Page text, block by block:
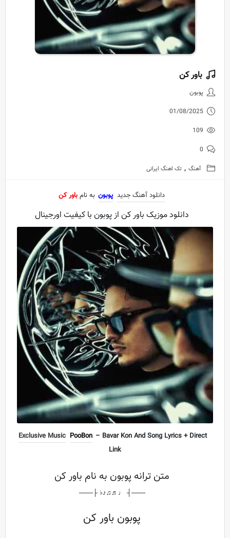
دانلود آهنگ جدید پوبون به نام
باور کن
پوبون
01/08/2025
109
0
آهنگ , تک اهنگ ایرانی
دانلود آهنگ جدید پوبون به نامباور کن
دانلود موزیک باور کن از پوبون با کیفیت اورجینال
Exclusive Music PooBon – Bavar Kon And Song Lyrics + Direct
Link
متن ترانه پوبون به نام باور کن
───┤ ♩♬♫♪♭ ├───
پوبون باور کن